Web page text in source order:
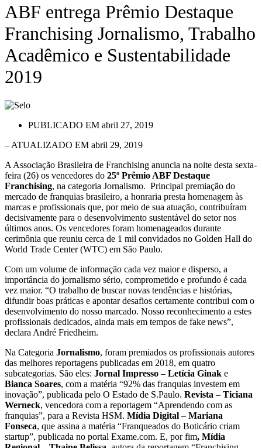
ABF entrega Prêmio Destaque
Franchising Jornalismo, Trabalho
Acadêmico e Sustentabilidade
2019
PUBLICADO EM abril 27, 2019
– ATUALIZADO EM abril 29, 2019
A Associação Brasileira de Franchising anuncia na noite desta sexta-
feira (26) os vencedores do 25º Prêmio ABF Destaque
Franchising, na categoria Jornalismo. Principal premiação do
mercado de franquias brasileiro, a honraria presta homenagem às
marcas e profissionais que, por meio de sua atuação, contribuíram
decisivamente para o desenvolvimento sustentável do setor nos
últimos anos. Os vencedores foram homenageados durante
cerimônia que reuniu cerca de 1 mil convidados no Golden Hall do
World Trade Center (WTC) em São Paulo.
Com um volume de informação cada vez maior e disperso, a
importância do jornalismo sério, comprometido e profundo é cada
vez maior. “O trabalho de buscar novas tendências e histórias,
difundir boas práticas e apontar desafios certamente contribui com o
desenvolvimento do nosso marcado. Nosso reconhecimento a estes
profissionais dedicados, ainda mais em tempos de fake news”,
declara André Friedheim.
Na Categoria Jornalismo, foram premiados os profissionais autores
das melhores reportagens publicadas em 2018, em quatro
subcategorias. São eles: Jornal Impresso – Letícia Ginak e
Bianca Soares, com a matéria “92% das franquias investem em
inovação”, publicada pelo O Estado de S.Paulo. Revista – Ticiana
Werneck, vencedora com a reportagem “Aprendendo com as
franquias”, para a Revista HSM. Mídia Digital – Mariana
Fonseca, que assina a matéria “Franqueados do Boticário criam
startup”, publicada no portal Exame.com. E, por fim, Mídia